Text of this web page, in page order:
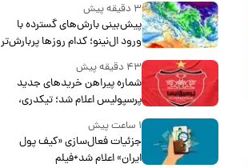
۳ دقیقه پیش
پیش‌بینی بارش‌های گسترده با
ورود ال‌نینو؛ کدام روزها پربارش‌تر
خواهند بود؟
۴۳ دقیقه پیش
شماره پیراهن خریدهای جدید
پرسپولیس اعلام شد؛ تیکدری،
محبی و سرگیف با اعداد ویژه
۱ ساعت پیش
جزئیات فعال‌سازی «کیف پول
ایران» اعلام شد+فیلم